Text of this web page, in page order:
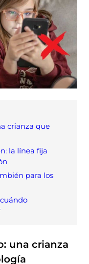
crianza que
la línea fija
para los
una crianza